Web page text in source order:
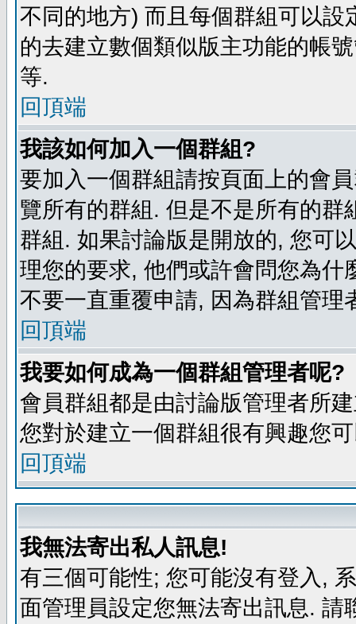
不同的地方) 而且每個群組可以
的去建立數個類似版主功能的帳
等.
回頂端
我該如何加入一個群組?
要加入一個群組請按頁面上的會
覽所有的群組. 但是不是所有的
群組. 如果討論版是開放的, 您可
理您的要求, 他們或許會問您為
不要一直重覆申請, 因為群組管理
回頂端
我要如何成為一個群組管理者呢?
會員群組都是由討論版管理者所
您對於建立一個群組很有興趣您
回頂端
我無法寄出私人訊息!
有三個可能性; 您可能沒有登入,
面管理員設定您無法寄出訊息. 請